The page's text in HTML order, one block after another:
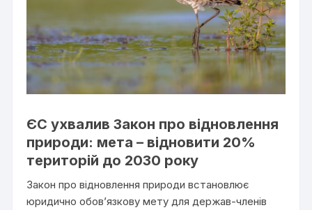
ЄС ухвалив Закон про відновлення
природи: мета – відновити 20%
територій до 2030 року
Закон про відновлення природи встановлює
юридично обов’язкову мету для держав-членів